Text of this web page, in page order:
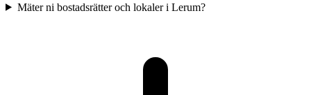
Mäter ni bostadsrätter och lokaler i Lerum?